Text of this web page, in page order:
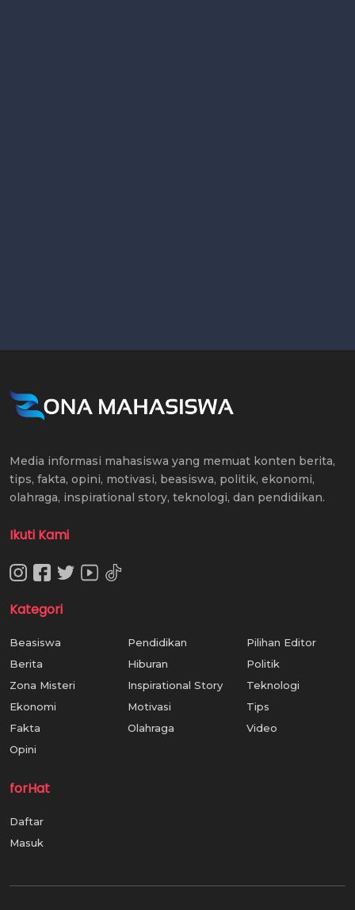
Media informasi mahasiswa yang memuat konten berita,
tips, fakta, opini, motivasi, beasiswa, politik, ekonomi,
olahraga, inspirational story, teknologi, dan pendidikan.
Ikuti Kami
Kategori
Beasiswa
Berita
Zona Misteri
Ekonomi
Fakta
Opini
Pendidikan
Hiburan
Inspirational Story
Motivasi
Olahraga
Pilihan Editor
Politik
Teknologi
Tips
Video
forHat
Daftar
Masuk